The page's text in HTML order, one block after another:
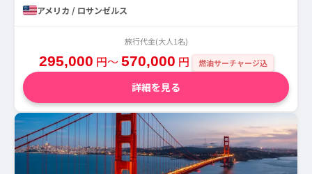
アメリカ / ロサンゼルス
旅行代金(大人1名)
295,000 円〜570,000 円 燃油サーチャージ込
詳細を見る